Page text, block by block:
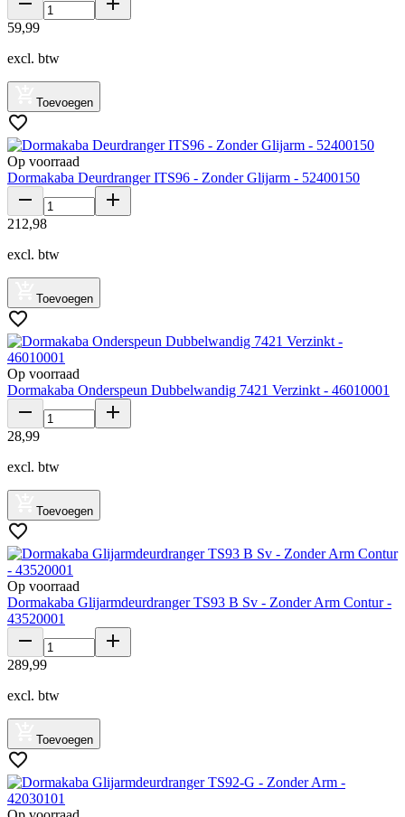
59,99
excl. btw
Toevoegen
Op voorraad
Dormakaba Deurdranger ITS96 - Zonder Glijarm - 52400150
212,98
excl. btw
Toevoegen
Op voorraad
Dormakaba Onderspeun Dubbelwandig 7421 Verzinkt - 46010001
28,99
excl. btw
Toevoegen
Op voorraad
Dormakaba Glijarmdeurdranger TS93 B Sv - Zonder Arm Contur -
43520001
289,99
excl. btw
Toevoegen